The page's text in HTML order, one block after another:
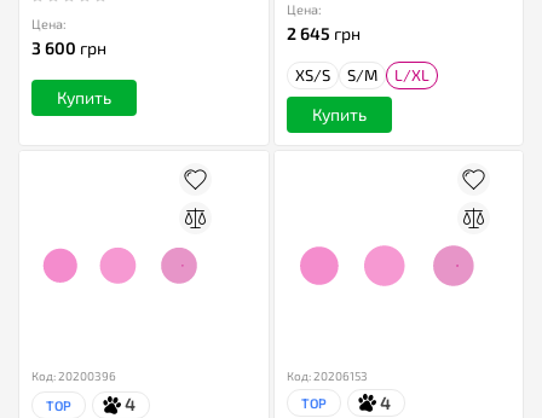
Цена:
3 600 грн
Купить
Цена:
2 645 грн
XS/S S/M L/XL
Купить
Код: 20200396
TOP 4
Код: 20206153
TOP 4